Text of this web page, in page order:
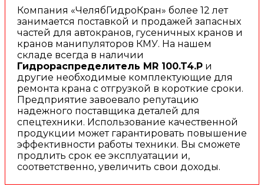
Компания «ЧелябГидроКран» более 12 лет
занимается поставкой и продажей запасных
частей для автокранов, гусеничных кранов и
кранов манипуляторов КМУ. На нашем
складе всегда в наличии
Гидрораспределитель MR 100.T4.P и
другие необходимые комплектующие для
ремонта крана с отгрузкой в короткие сроки.
Предприятие завоевало репутацию
надежного поставщика деталей для
спецтехники. Использование качественной
продукции может гарантировать повышение
эффективности работы техники. Вы сможете
продлить срок ее эксплуатации и,
соответственно, увеличить свои доходы.